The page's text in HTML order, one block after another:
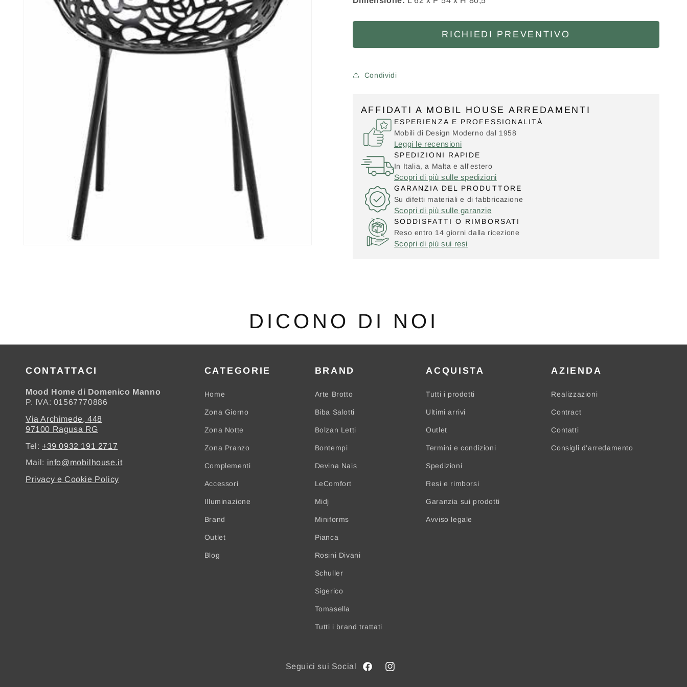
RICHIEDI PREVENTIVO
Condividi
AFFIDATI A MOBIL HOUSE ARREDAMENTI
ESPERIENZA E PROFESSIONALITÀ
Mobili di Design Moderno dal 1958
Leggi le recensioni
SPEDIZIONI RAPIDE
In Italia, a Malta e all'estero
Scopri di più sulle spedizioni
GARANZIA DEL PRODUTTORE
Su difetti materiali e di fabbricazione
Scopri di più sulle garanzie
SODDISFATTI O RIMBORSATI
Reso entro 14 giorni dalla ricezione
Scopri di più sui resi
DICONO DI NOI
CONTATTACI
Mood Home di Domenico Manno
P. IVA: 01567770886
Via Archimede, 448
97100 Ragusa RG
Tel: +39 0932 191 2717
Mail: info@mobilhouse.it
Privacy e Cookie Policy
CATEGORIE
Home
Zona Giorno
Zona Notte
Zona Pranzo
Complementi
Accessori
Illuminazione
Brand
Outlet
Blog
BRAND
Arte Brotto
Biba Salotti
Bolzan Letti
Bontempi
Devina Nais
LeComfort
Midj
Miniforms
Pianca
Rosini Divani
Schuller
Sigerico
Tomasella
Tutti i brand trattati
ACQUISTA
Tutti i prodotti
Ultimi arrivi
Outlet
Termini e condizioni
Spedizioni
Resi e rimborsi
Garanzia sui prodotti
Avviso legale
AZIENDA
Realizzazioni
Contract
Contatti
Consigli d'arredamento
FacebookInstagram